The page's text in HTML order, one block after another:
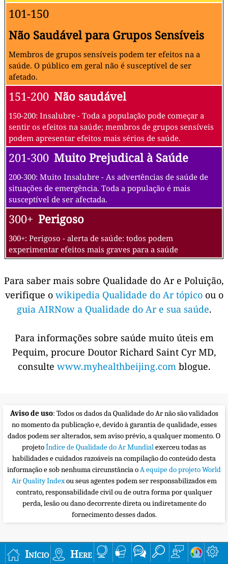
101-150
Não Saudável para Grupos Sensíveis
Membros de grupos sensíveis podem ter efeitos na a
saúde. O público em geral não é susceptível de ser
afetado.
151-200 Não saudável
150-200: Insalubre - Toda a população pode começar a
sentir os efeitos na saúde; membros de grupos sensíveis
podem apresentar efeitos mais sérios de saúde.
201-300 Muito Prejudical à Saúde
200-300: Muito Insalubre - As advertências de saúde de
situações de emergência. Toda a população é mais
susceptível de ser afectada.
300+ Perigoso
300+: Perigoso - alerta de saúde: todos podem
experimentar efeitos mais graves para a saúde
Para saber mais sobre Qualidade do Ar e Poluição,
verifique o wikipedia Qualidade do Ar tópico ou o
guia AIRNow a Qualidade do Ar e sua saúde.
Para informações sobre saúde muito úteis em
Pequim, procure Doutor Richard Saint Cyr MD,
consulte www.myhealthbeijing.com blogue.
Aviso de uso: Todos os dados da Qualidade do Ar não são validados
no momento da publicação e, devido à garantia de qualidade, esses
dados podem ser alterados, sem aviso prévio, a qualquer momento. O
projetoÍndice de Qualidade do Ar Mundialexerceu todas as
habilidades e cuidados razoáveis na compilação do conteúdo desta
informação e sob nenhuma circunstância oA equipe do projeto World
Air Quality Indexou seus agentes podem ser responsabilizados em
contrato, responsabilidade civil ou de outra forma por qualquer
perda, lesão ou dano decorrente direta ou indiretamente do
fornecimento desses dados.
Início Here